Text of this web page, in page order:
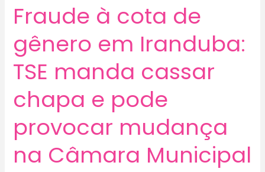
Fraude à cota de
gênero em Iranduba:
TSE manda cassar
chapa e pode
provocar mudança
na Câmara Municipal